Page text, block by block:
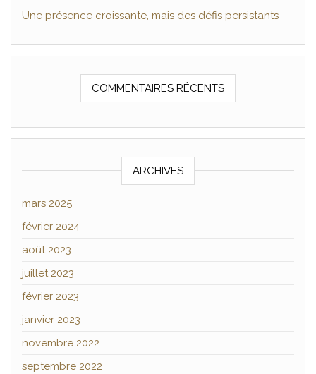
Une présence croissante, mais des défis persistants
COMMENTAIRES RÉCENTS
ARCHIVES
mars 2025
février 2024
août 2023
juillet 2023
février 2023
janvier 2023
novembre 2022
septembre 2022